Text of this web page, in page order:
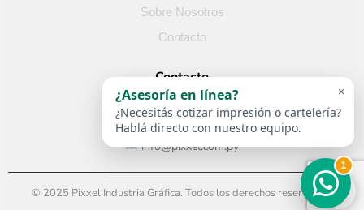
×
¿Asesoría en línea?
¿Necesitás cotizar impresión o cartelería?
Hablá directo con nuestro equipo.
1
Sobre Nosotros
Contacto
Contacto
Paraguay
+595 982 398 853
info@pixxel.com.py
© 2025 Pixxel Industria Gráfica. Todos los derechos reservados.